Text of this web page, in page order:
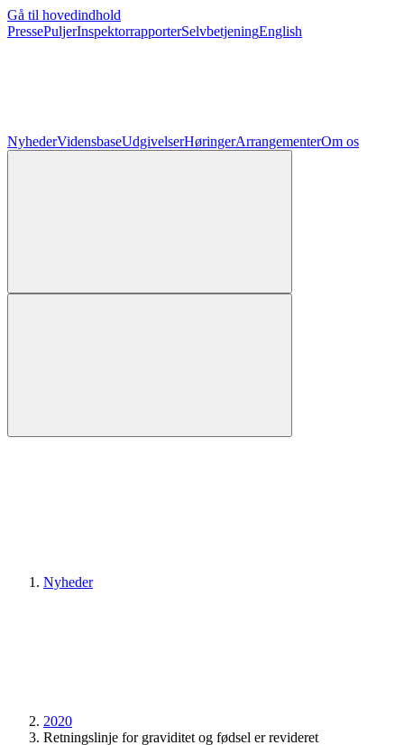
Gå til hovedindhold
PressePuljerInspektorrapporterSelvbetjeningEnglish
NyhederVidensbaseUdgivelserHøringerArrangementerOm os
Nyheder
2020
Retningslinje for graviditet og fødsel er revideret